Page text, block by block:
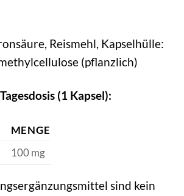
Reismehl, Kapselhülle:
(pflanzlich)
(1 Kapsel):
MENGE
100 mg
sind kein